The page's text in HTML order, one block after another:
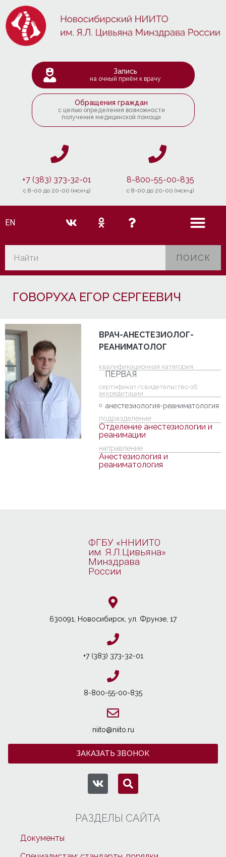
Запись
на очный приём к врачу
Обращения граждан
с целью определения возможности
получения медицинской помощи
+7 (383) 373-32-01
c 8-00 до 20-00 (мск+4)
8-800-55-00-835
c 8-00 до 20-00 (мск+4)
EN
ПОИСК
ГОВОРУХА ЕГОР СЕРГЕЕВИЧ
ВРАЧ-АНЕСТЕЗИОЛОГ-
РЕАНИМАТОЛОГ
квалификационная категория
ПЕРВАЯ
cертификат/свидетельство об
аккредитации
анестезиология-реаниматология
подразделение
Отделение анестезиологии и
реанимации
направление
Анестезиология и
реаниматология
ФГБУ «ННИИТО
им. Я.Л.Цивьяна»
Минздрава
России
630091, Новосибирcк, ул. Фрунзе, 17
+7 (383) 373-32-01
8-800-55-00-835
niito@niito.ru
ЗАКАЗАТЬ ЗВОНОК
РАЗДЕЛЫ САЙТА
Документы